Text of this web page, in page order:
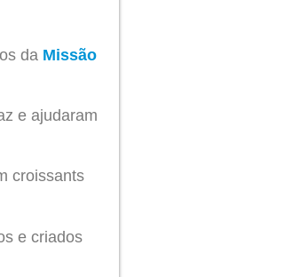
da Missão
e ajudaram
croissants
e criados